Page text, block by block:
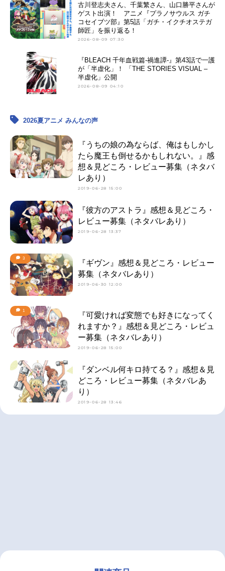
古川登志夫さん、千葉繁さん、山口勝平さんが
ゲスト出演！ アニメ『プラノサウルス ガチ
コセイブツ部』第5話「ガチ・イクチオステガ
師匠」を振り返る！
2026-08-09 07:30
『BLEACH 千年血戦篇-禍進譚-』第43話で一護
が「半虚化」！ 「THE STORIES VISUAL –
半虚化」公開
2026-08-09 04:10
2026夏アニメ みんなの声
『うちの娘の為ならば、俺はもしかし
たら魔王も倒せるかもしれない。』感
想＆見どころ・レビュー募集（ネタバ
レあり）
2019-06-28 15:00
『彼方のアストラ』感想＆見どころ・
レビュー募集（ネタバレあり）
2019-06-28 13:37
3
『ギヴン』感想＆見どころ・レビュー
募集（ネタバレあり）
2019-06-30 12:00
1
『可愛ければ変態でも好きになってく
れますか？』感想＆見どころ・レビュ
ー募集（ネタバレあり）
2019-06-28 15:00
『ダンベル何キロ持てる？』感想＆見
どころ・レビュー募集（ネタバレあ
り）
2019-06-28 13:46